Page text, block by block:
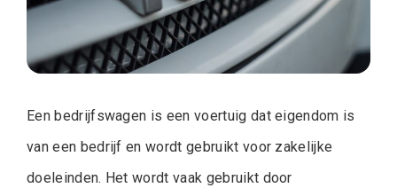
Een bedrijfswagen is een voertuig dat eigendom is
van een bedrijf en wordt gebruikt voor zakelijke
doeleinden. Het wordt vaak gebruikt door